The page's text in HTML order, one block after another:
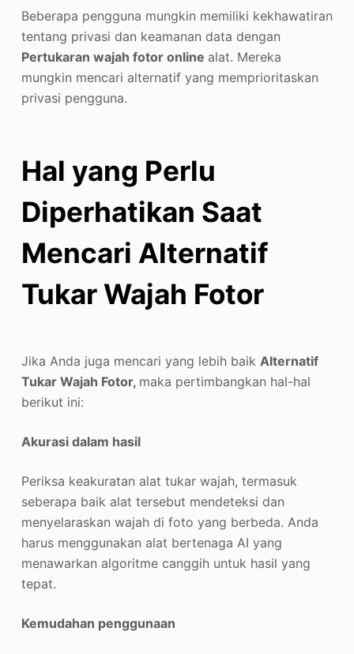
Beberapa pengguna mungkin memiliki kekhawatiran
tentang privasi dan keamanan data dengan
Pertukaran wajah fotor online alat. Mereka
mungkin mencari alternatif yang memprioritaskan
privasi pengguna.
Hal yang Perlu
Diperhatikan Saat
Mencari Alternatif
Tukar Wajah Fotor
Jika Anda juga mencari yang lebih baik Alternatif
Tukar Wajah Fotor, maka pertimbangkan hal-hal
berikut ini:
Akurasi dalam hasil
Periksa keakuratan alat tukar wajah, termasuk
seberapa baik alat tersebut mendeteksi dan
menyelaraskan wajah di foto yang berbeda. Anda
harus menggunakan alat bertenaga AI yang
menawarkan algoritme canggih untuk hasil yang
tepat.
Kemudahan penggunaan